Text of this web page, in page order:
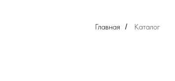
Главная / Каталог